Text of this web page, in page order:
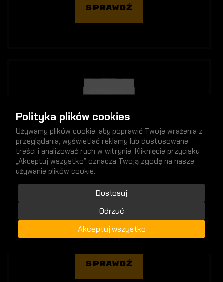
SPRAWDŹ
STANDARDOWE
SPRAWDŹ
Polityka plików cookies
Używamy plików cookie, aby poprawić Twoje wrażenia z
przeglądania, wyświetlać reklamy lub dostosowane
treści i analizować ruch w witrynie. Kliknięcie przycisku
„Akceptuj wszystko” oznacza Twoją zgodę na nasze
używanie plików cookie.
Dostosuj
Odrzuć
Akceptuj wszystko